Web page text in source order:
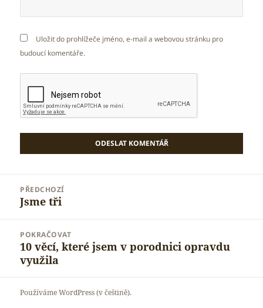
Uložit do prohlížeče jméno, e-mail a webovou stránku pro
budoucí komentáře.
příspěvek
PŘEDCHOZÍ
Předchozí
Jsme tři
POKRAČOVAT
Následující
příspěvek:
10 věcí, které jsem v porodnici opravdu
využila
Používáme WordPress (v češtině).